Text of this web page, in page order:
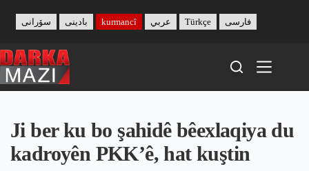
content
بادینی سۆرانی kurmancî عربي Türkçe فارسی
Ji ber ku bo şahidê bêexlaqiya du
kadroyên PKK’ê, hat kuştin